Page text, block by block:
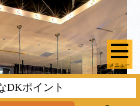
メニュー
DKポイント